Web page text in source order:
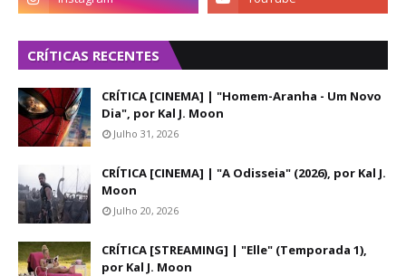
CRÍTICAS RECENTES
CRÍTICA [CINEMA] | "Homem-Aranha - Um Novo
Dia", por Kal J. Moon
Julho 31, 2026
CRÍTICA [CINEMA] | "A Odisseia" (2026), por Kal J.
Moon
Julho 20, 2026
CRÍTICA [STREAMING] | "Elle" (Temporada 1),
por Kal J. Moon